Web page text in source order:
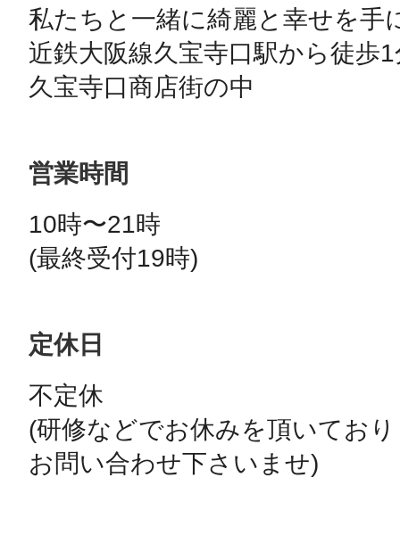
私たちと一緒に綺麗と幸せを手
近鉄大阪線久宝寺口駅から徒歩1
営業時間
10時〜21時
(最終受付19時)
定休日
不定休
(研修などでお休みを頂いてお
お問い合わせ下さいませ)